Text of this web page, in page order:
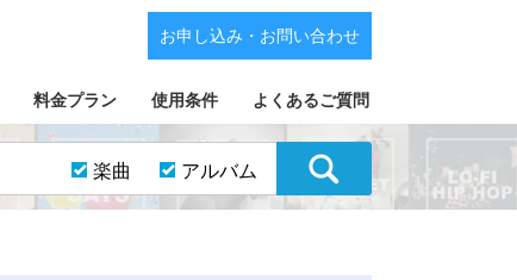
料金プラン 使用条件 よくあるご質問
お申し込み・お問い合わせ
楽曲 アルバム